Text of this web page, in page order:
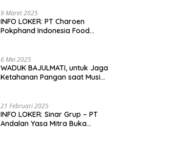
9 Maret 2025
INFO LOKER: PT Charoen
Pokphand Indonesia Food
6 Mei 2025
WADUK BAJULMATI, untuk Jaga
Ketahanan Pangan saat Musim
21 Februari 2025
INFO LOKER: Sinar Grup – PT
Andalan Yasa Mitra Buka